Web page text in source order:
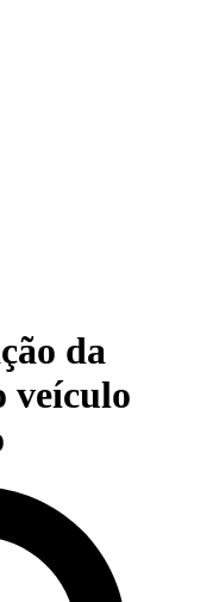
da
veículo